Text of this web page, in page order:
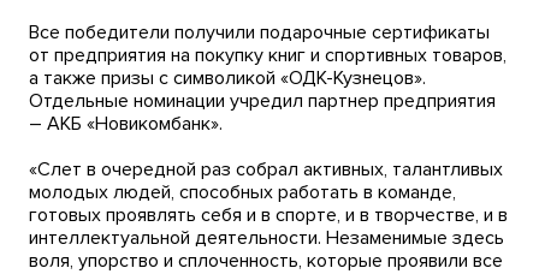
Все победители получили подарочные сертификаты
от предприятия на покупку книг и спортивных товаров,
а также призы с символикой «ОДК-Кузнецов».
Отдельные номинации учредил партнер предприятия
– АКБ «Новикомбанк».
«Слет в очередной раз собрал активных, талантливых
молодых людей, способных работать в команде,
готовых проявлять себя и в спорте, и в творчестве, и в
интеллектуальной деятельности. Незаменимые здесь
воля, упорство и сплоченность, которые проявили все